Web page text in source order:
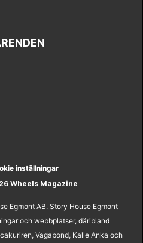
inställningar
Wheels Magazine
Egmont AB. Story House Egmont
och webbplatser, däribland
Vagabond, Kalle Anka och